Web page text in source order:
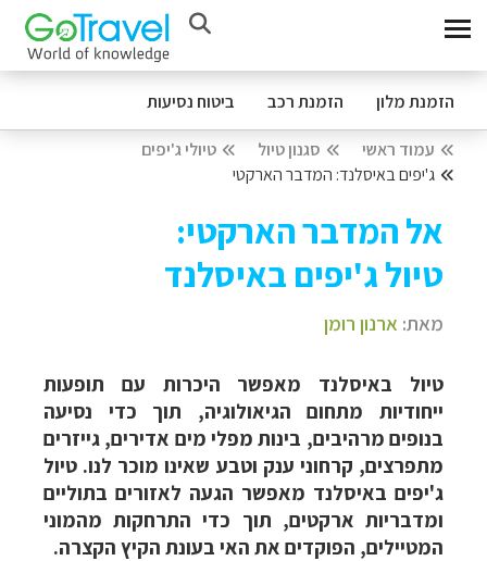
הזמנת מלון הזמנת רכב ביטוח נסיעות
עמוד ראשי סגנון טיול
טיולי ג'יפים
ג'יפים באיסלנד: המדבר הארקטי
אל המדבר הארקטי:
טיול ג'יפים באיסלנד
מאת: ארנון רומן
טיול באיסלנד מאפשר היכרות עם תופעות
ייחודיות מתחום הגיאולוגיה, תוך כדי נסיעה
בנופים מרהיבים, בינות מפלי מים אדירים, גייזרים
מתפרצים, קרחוני ענק וטבע שאינו מוכר לנו. טיול
ג'יפים באיסלנד מאפשר הגעה לאזורים בתוליים
ומדבריות ארקטים, תוך כדי התרחקות מהמוני
המטיילים, הפוקדים את האי בעונת הקיץ הקצרה.